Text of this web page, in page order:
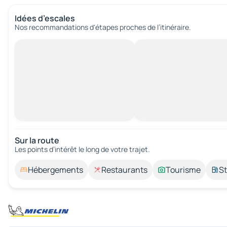
Idées d’escales
Nos recommandations d'étapes proches de l’itinéraire.
Sur la route
Les points d’intérêt le long de votre trajet.
Hébergements Restaurants Tourisme